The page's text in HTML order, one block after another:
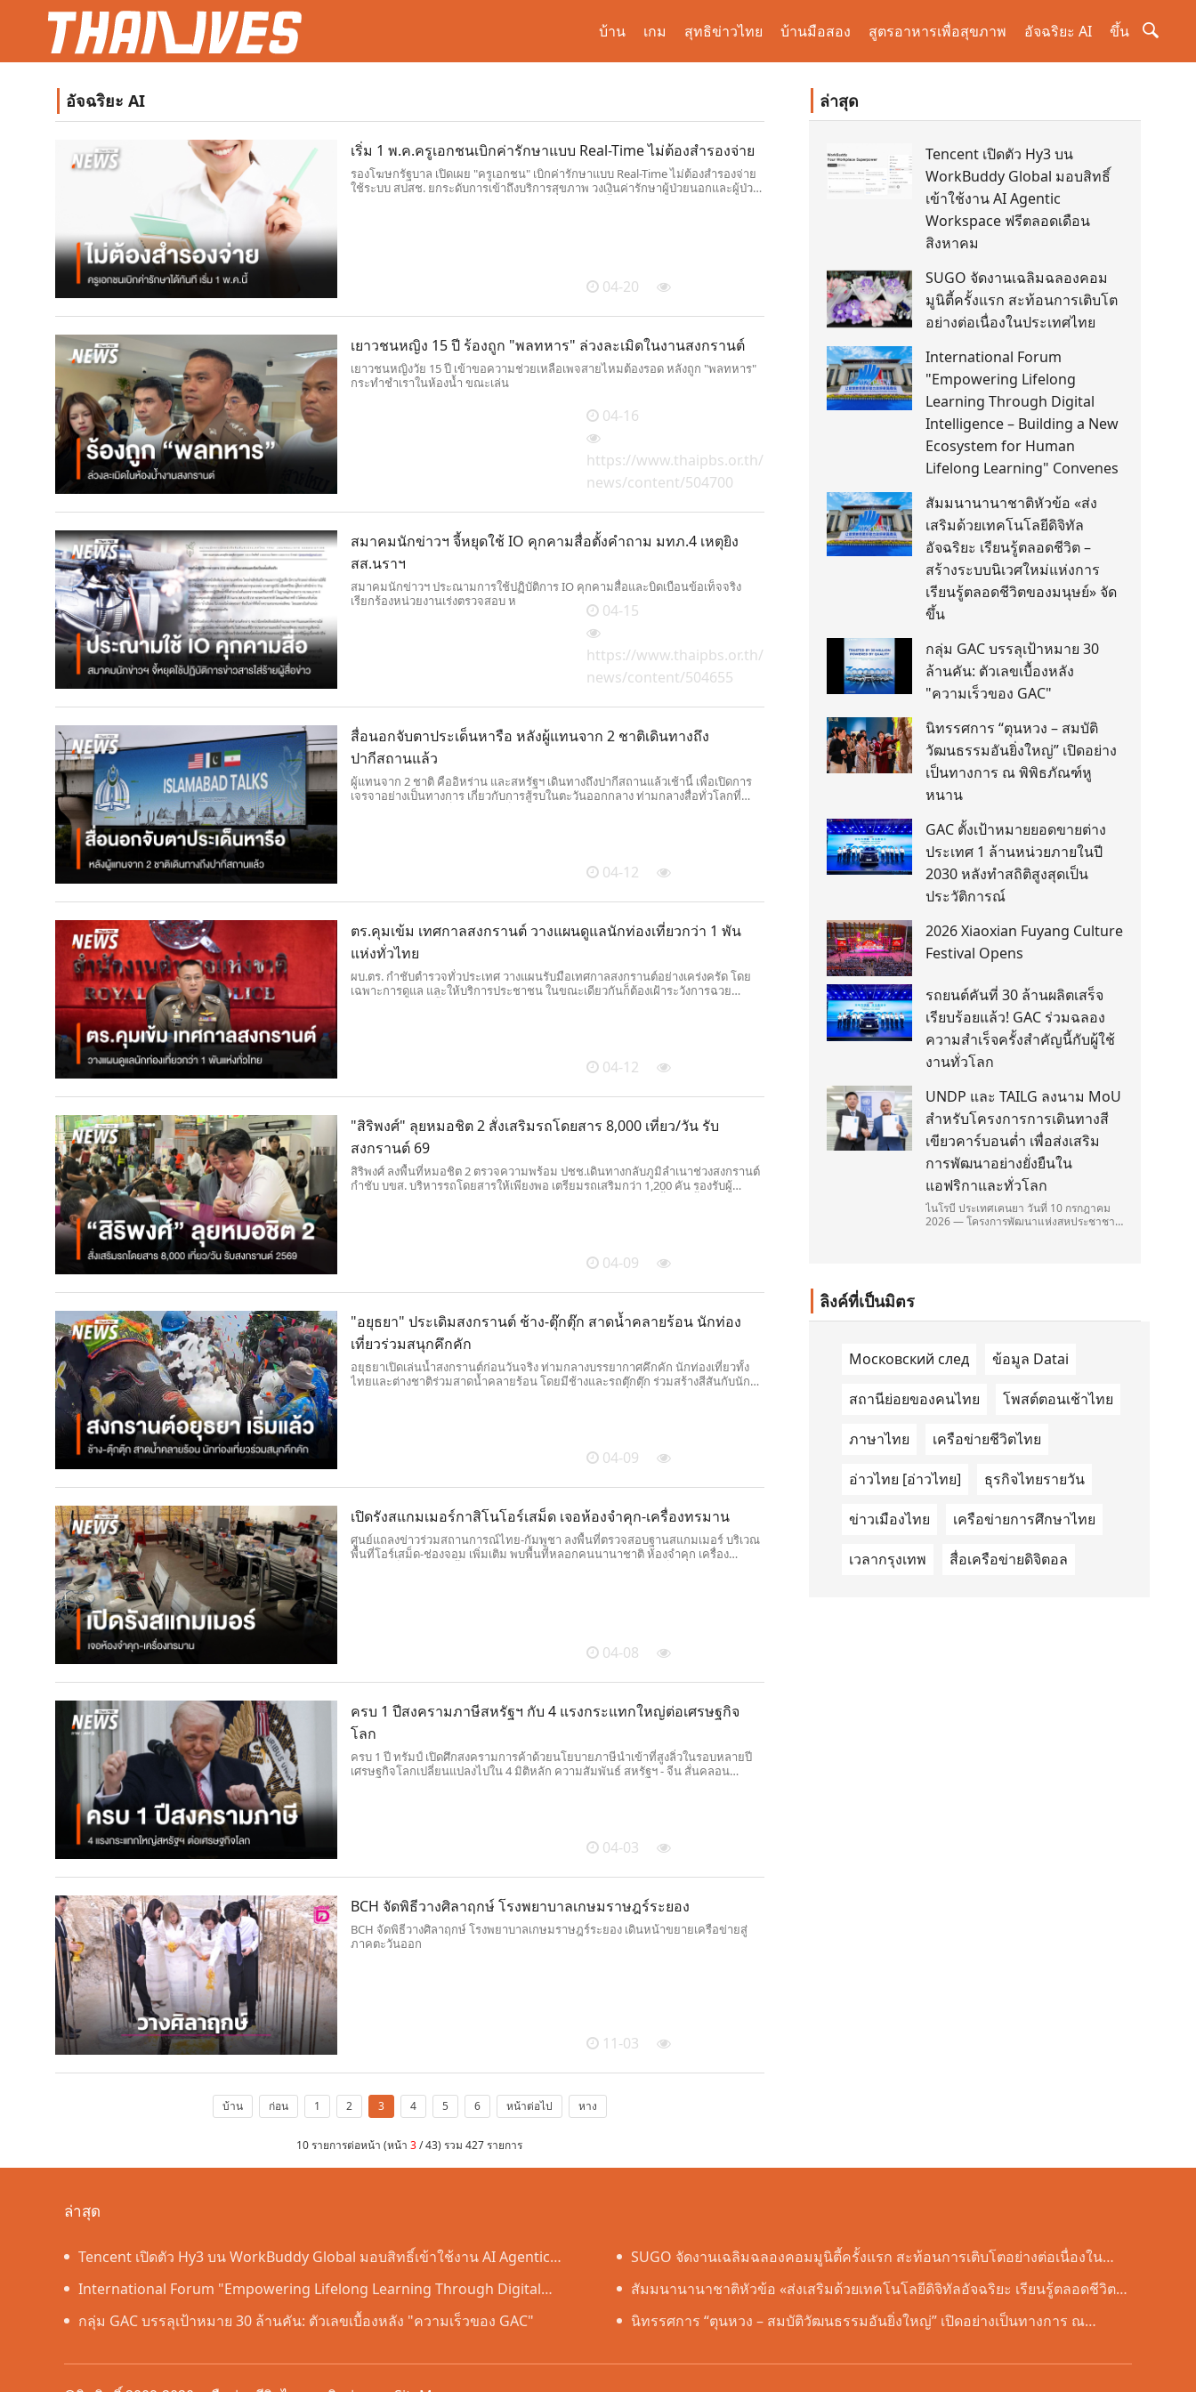
บ้าน เกม สุทธิข่าวไทย บ้านมือสอง สูตรอาหารเพื่อสุขภาพ อัจฉริยะ AI ขึ้น
อัจฉริยะ AI
เริ่ม 1 พ.ค.ครูเอกชนเบิกค่ารักษาแบบ Real-Time ไม่ต้องสำรองจ่าย
รองโฆษกรัฐบาล เปิดเผย "ครูเอกชน" เบิกค่ารักษาแบบ Real-Time ไม่ต้องสำรองจ่าย
ใช้ระบบ สปสช. ยกระดับการเข้าถึงบริการสุขภาพ วงเงินค่ารักษาผู้ป่วยนอกและผู้ป่วย
04-20
เยาวชนหญิง 15 ปี ร้องถูก "พลทหาร" ล่วงละเมิดในงานสงกรานต์
เยาวชนหญิงวัย 15 ปี เข้าขอความช่วยเหลือเพจสายไหมต้องรอด หลังถูก "พลทหาร"
กระทำชำเราในห้องน้ำ ขณะเล่น
04-16
https://www.thaipbs.or.th/
news/content/504700
สมาคมนักข่าวฯ จี้หยุดใช้ IO คุกคามสื่อตั้งคำถาม มทภ.4 เหตุยิง
สส.นราฯ
สมาคมนักข่าวฯ ประณามการใช้ปฏิบัติการ IO คุกคามสื่อและบิดเบือนข้อเท็จจริง
เรียกร้องหน่วยงานเร่งตรวจสอบ ห
04-15
https://www.thaipbs.or.th/
news/content/504655
สื่อนอกจับตาประเด็นหารือ หลังผู้แทนจาก 2 ชาติเดินทางถึง
ปากีสถานแล้ว
ผู้แทนจาก 2 ชาติ คืออิหร่าน และสหรัฐฯ เดินทางถึงปากีสถานแล้วเช้านี้ เพื่อเปิดการ
เจรจาอย่างเป็นทางการ เกี่ยวกับการสู้รบในตะวันออกกลาง ท่ามกลางสื่อทั่วโลกที่
04-12
ตร.คุมเข้ม เทศกาลสงกรานต์ วางแผนดูแลนักท่องเที่ยวกว่า 1 พัน
แห่งทั่วไทย
ผบ.ตร. กำชับตำรวจทั่วประเทศ วางแผนรับมือเทศกาลสงกรานต์อย่างเคร่งครัด โดย
เฉพาะการดูแล และให้บริการประชาชน ในขณะเดียวกันก็ต้องเฝ้าระวังการฉวย
04-12
"สิริพงศ์" ลุยหมอชิต 2 สั่งเสริมรถโดยสาร 8,000 เที่ยว/วัน รับ
สงกรานต์ 69
สิริพงศ์ ลงพื้นที่หมอชิต 2 ตรวจความพร้อม ปชช.เดินทางกลับภูมิลำเนาช่วงสงกรานต์
กำชับ บขส. บริหารรถโดยสารให้เพียงพอ เตรียมรถเสริมกว่า 1,200 คัน รองรับผู้
04-09
"อยุธยา" ประเดิมสงกรานต์ ช้าง-ตุ๊กตุ๊ก สาดน้ำคลายร้อน นักท่อง
เที่ยวร่วมสนุกคึกคัก
อยุธยาเปิดเล่นน้ำสงกรานต์ก่อนวันจริง ท่ามกลางบรรยากาศคึกคัก นักท่องเที่ยวทั้ง
ไทยและต่างชาติร่วมสาดน้ำคลายร้อน โดยมีช้างและรถตุ๊กตุ๊ก ร่วมสร้างสีสันกับนัก
04-09
เปิดรังสแกมเมอร์กาสิโนโอร์เสม็ด เจอห้องจำคุก-เครื่องทรมาน
ศูนย์แถลงข่าวร่วมสถานการณ์ไทย-กัมพูชา ลงพื้นที่ตรวจสอบฐานสแกมเมอร์ บริเวณ
พื้นที่โอร์เสม็ด-ช่องจอม เพิ่มเติม พบพื้นที่หลอกคนนานาชาติ ห้องจำคุก เครื่อง
04-08
ครบ 1 ปีสงครามภาษีสหรัฐฯ กับ 4 แรงกระแทกใหญ่ต่อเศรษฐกิจ
โลก
ครบ 1 ปี ทรัมป์ เปิดศึกสงครามการค้าด้วยนโยบายภาษีนำเข้าที่สูงลิ่วในรอบหลายปี
เศรษฐกิจโลกเปลี่ยนแปลงไปใน 4 มิติหลัก ความสัมพันธ์ สหรัฐฯ - จีน สั่นคลอน
04-03
BCH จัดพิธีวางศิลาฤกษ์ โรงพยาบาลเกษมราษฎร์ระยอง
BCH จัดพิธีวางศิลาฤกษ์ โรงพยาบาลเกษมราษฎร์ระยอง เดินหน้าขยายเครือข่ายสู่
ภาคตะวันออก
11-03
บ้าน ก่อน 1 2 3 4 5 6 หน้าต่อไป หาง
10 รายการต่อหน้า (หน้า3/ 43) รวม 427 รายการ
ล่าสุด
Tencent เปิดตัว Hy3 บน
WorkBuddy Global มอบสิทธิ์
เข้าใช้งาน AI Agentic
Workspace ฟรีตลอดเดือน
สิงหาคม
SUGO จัดงานเฉลิมฉลองคอม
มูนิตี้ครั้งแรก สะท้อนการเติบโต
อย่างต่อเนื่องในประเทศไทย
International Forum
"Empowering Lifelong
Learning Through Digital
Intelligence – Building a New
Ecosystem for Human
Lifelong Learning" Convenes
สัมมนานานาชาติหัวข้อ «ส่ง
เสริมด้วยเทคโนโลยีดิจิทัล
อัจฉริยะ เรียนรู้ตลอดชีวิต –
สร้างระบบนิเวศใหม่แห่งการ
เรียนรู้ตลอดชีวิตของมนุษย์» จัด
ขึ้น
กลุ่ม GAC บรรลุเป้าหมาย 30
ล้านคัน: ตัวเลขเบื้องหลัง
"ความเร็วของ GAC"
นิทรรศการ “ตุนหวง – สมบัติ
วัฒนธรรมอันยิ่งใหญ่” เปิดอย่าง
เป็นทางการ ณ พิพิธภัณฑ์หู
หนาน
GAC ตั้งเป้าหมายยอดขายต่าง
ประเทศ 1 ล้านหน่วยภายในปี
2030 หลังทำสถิติสูงสุดเป็น
ประวัติการณ์
2026 Xiaoxian Fuyang Culture
Festival Opens
รถยนต์คันที่ 30 ล้านผลิตเสร็จ
เรียบร้อยแล้ว! GAC ร่วมฉลอง
ความสำเร็จครั้งสำคัญนี้กับผู้ใช้
งานทั่วโลก
UNDP และ TAILG ลงนาม MoU
สำหรับโครงการการเดินทางสี
เขียวคาร์บอนต่ำ เพื่อส่งเสริม
การพัฒนาอย่างยั่งยืนใน
แอฟริกาและทั่วโลก
ไนโรบี ประเทศเคนยา วันที่ 10 กรกฎาคม
2026 — โครงการพัฒนาแห่งสหประชาชาติ
ลิงค์ที่เป็นมิตร
Московский след ข้อมูล Datai
สถานีย่อยของคนไทย โพสต์ตอนเช้าไทย
ภาษาไทย เครือข่ายชีวิตไทย
อ่าวไทย [อ่าวไทย] ธุรกิจไทยรายวัน
ข่าวเมืองไทย เครือข่ายการศึกษาไทย
เวลากรุงเทพ สื่อเครือข่ายดิจิตอล
ล่าสุด
Tencent เปิดตัว Hy3 บน WorkBuddy Global มอบสิทธิ์เข้าใช้งาน AI Agentic
Workspace ฟรีตลอดเดือนสิงหาคม
SUGO จัดงานเฉลิมฉลองคอมมูนิตี้ครั้งแรก สะท้อนการเติบโตอย่างต่อเนื่องใน
ประเทศไทย
International Forum "Empowering Lifelong Learning Through Digital
Intelligence – Building a New Ecosystem for Human Lifelong Learning"
สัมมนานานาชาติหัวข้อ «ส่งเสริมด้วยเทคโนโลยีดิจิทัลอัจฉริยะ เรียนรู้ตลอดชีวิต –
สร้างระบบนิเวศใหม่แห่งการเรียนรู้ตลอดชีวิตของมนุษย์» จัดขึ้น
กลุ่ม GAC บรรลุเป้าหมาย 30 ล้านคัน: ตัวเลขเบื้องหลัง "ความเร็วของ GAC"
นิทรรศการ “ตุนหวง – สมบัติวัฒนธรรมอันยิ่งใหญ่” เปิดอย่างเป็นทางการ ณ